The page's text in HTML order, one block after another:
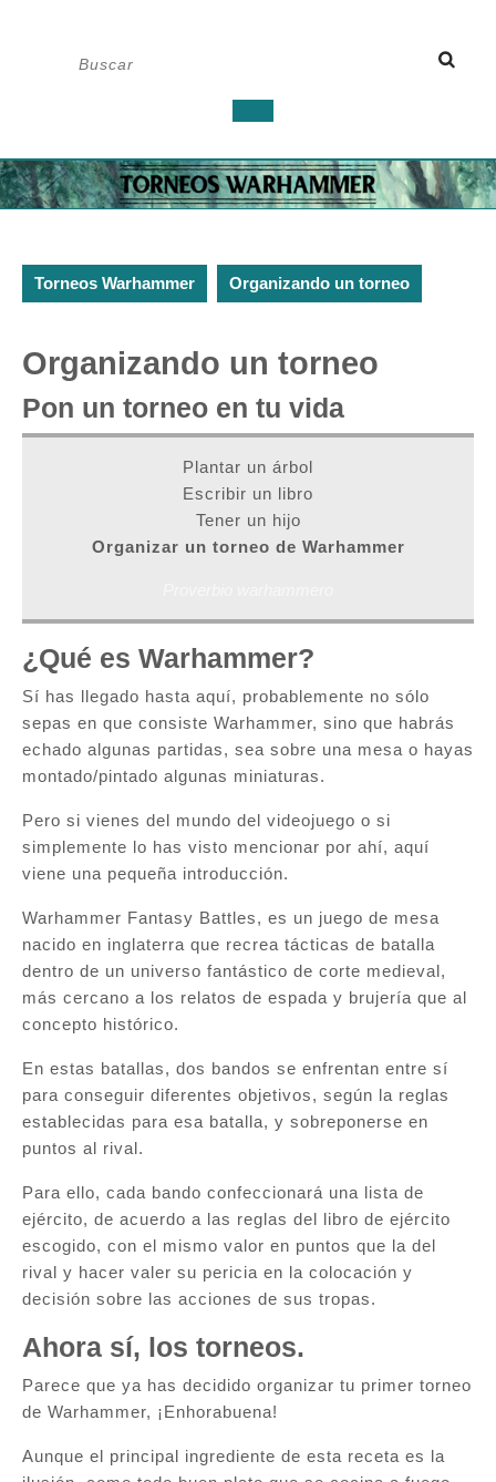
de
apertura
Torneos Warhammer Organizando un torneo
Organizando un torneo
Pon un torneo en tu vida
Plantar un árbol
Escribir un libro
Tener un hijo
Organizar un torneo de Warhammer
¿Qué es Warhammer?
Sí has llegado hasta aquí, probablemente no sólo
sepas en que consiste Warhammer, sino que habrás
echado algunas partidas, sea sobre una mesa o hayas
montado/pintado algunas miniaturas.
Pero si vienes del mundo del videojuego o si
simplemente lo has visto mencionar por ahí, aquí
viene una pequeña introducción.
Warhammer Fantasy Battles, es un juego de mesa
nacido en inglaterra que recrea tácticas de batalla
dentro de un universo fantástico de corte medieval,
más cercano a los relatos de espada y brujería que al
concepto histórico.
En estas batallas, dos bandos se enfrentan entre sí
para conseguir diferentes objetivos, según la reglas
establecidas para esa batalla, y sobreponerse en
puntos al rival.
Para ello, cada bando confeccionará una lista de
ejército, de acuerdo a las reglas del libro de ejército
escogido, con el mismo valor en puntos que la del
rival y hacer valer su pericia en la colocación y
decisión sobre las acciones de sus tropas.
Ahora sí, los torneos.
Parece que ya has decidido organizar tu primer torneo
de Warhammer, ¡Enhorabuena!
Aunque el principal ingrediente de esta receta es la